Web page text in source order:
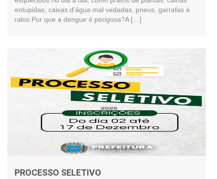
entupidas, caixas d’água mal vedadas, pneus, garrafas e
ralos.Por que a dengue é perigosa?A […]
PROCESSO SELETIVO